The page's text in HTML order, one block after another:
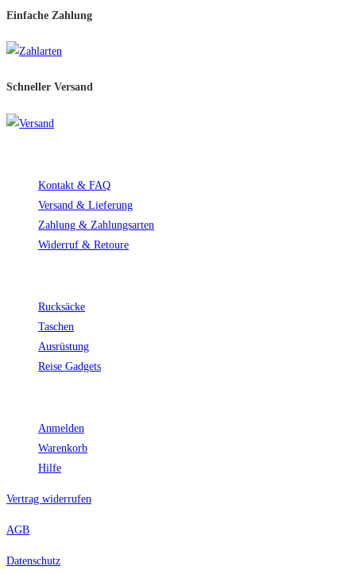
Einfache Zahlung
Schneller Versand​
Kontakt & FAQ
Versand & Lieferung
Zahlung & Zahlungsarten
Widerruf & Retoure
Rucksäcke
Taschen
Ausrüstung
Reise Gadgets
Anmelden
Warenkorb
Hilfe
Vertrag widerrufen
AGB
Datenschutz